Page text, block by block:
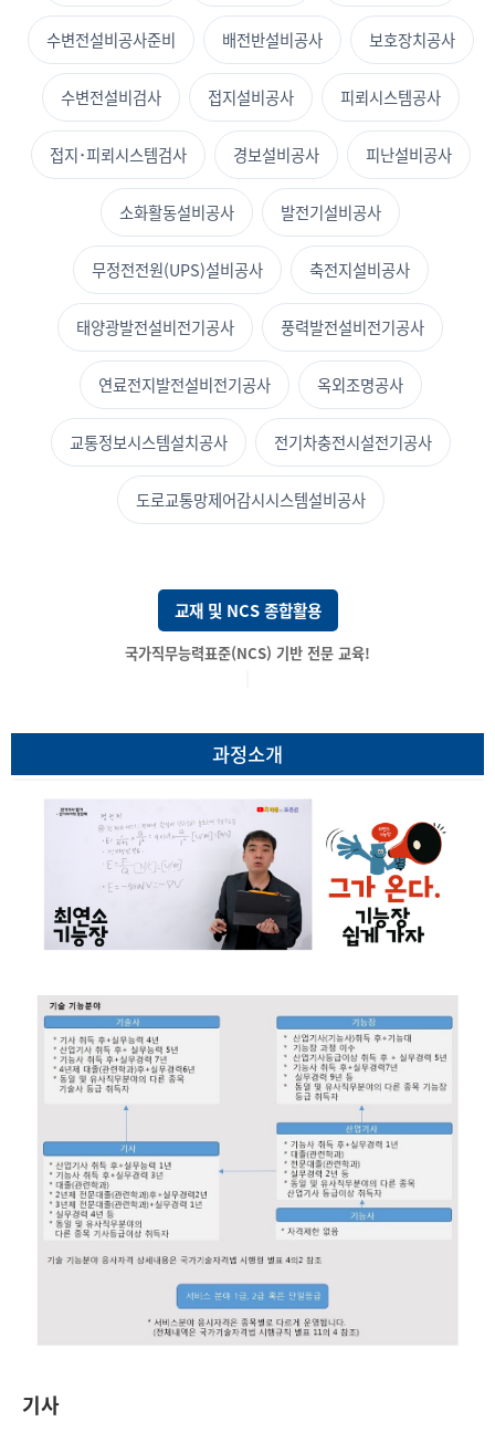
수변전설비공사준비 배전반설비공사 보호장치공사
수변전설비검사 접지설비공사 피뢰시스템공사
접지･피뢰시스템검사 경보설비공사 피난설비공사
소화활동설비공사 발전기설비공사
무정전전원(UPS)설비공사 축전지설비공사
태양광발전설비전기공사 풍력발전설비전기공사
연료전지발전설비전기공사 옥외조명공사
교통정보시스템설치공사 전기차충전시설전기공사
도로교통망제어감시시스템설비공사
교재 및 NCS 종합활용
국가직무능력표준(NC
과정소개
기사